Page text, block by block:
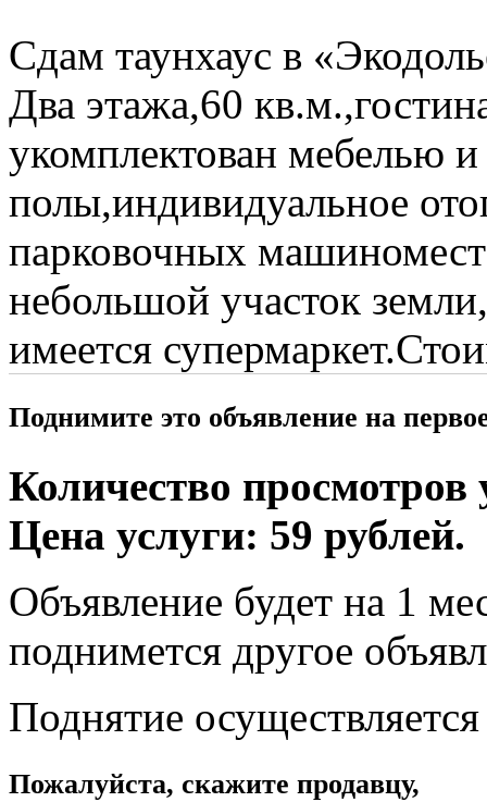
Сдам таунхаус в
Два этажа,60
укомплектован мебелью
полы,индивидуальное
парковочных
небольшой участок
имеется
Поднимите это объявление на
Количество просмотров
Цена услуги: 59 рублей.
Объявление будет на 1
поднимется другое
Поднятие
Пожалуйста, скажите продавцу,